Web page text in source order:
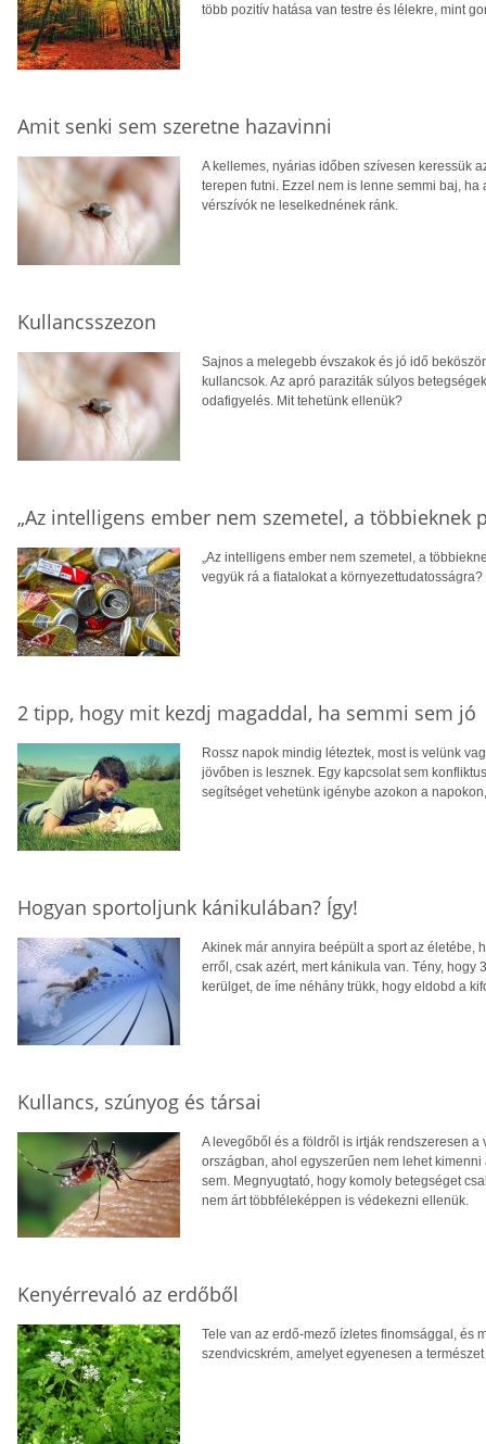
több pozitív hatása van testre és lélekre, mint
Amit senki sem szeretne hazavinni
A kellemes, nyárias időben szívesen keressük
terepen futni. Ezzel nem is lenne semmi baj,
vérszívók ne leselkednének ránk.
Kullancsszezon
Sajnos a melegebb évszakok és jó idő
kullancsok. Az apró paraziták súlyos
odafigyelés. Mit tehetünk ellenük?
„Az intelligens ember nem szemetel, a többieknek
„Az intelligens ember nem szemetel, a
vegyük rá a fiatalokat a
2 tipp, hogy mit kezdj magaddal, ha semmi sem jó
Rossz napok mindig léteztek, most is velünk
jövőben is lesznek. Egy kapcsolat sem
segítséget vehetünk igénybe azokon a
Hogyan sportoljunk kánikulában? Így!
Akinek már annyira beépült a sport az életébe,
erről, csak azért, mert kánikula van. Tény,
kerülget, de íme néhány trükk, hogy eldobd a
Kullancs, szúnyog és társai
A levegőből és a földről is irtják rendszeresen
országban, ahol egyszerűen nem lehet
sem. Megnyugtató, hogy komoly betegséget
nem árt többféleképpen is védekezni ellenük.
Kenyérrevaló az erdőből
Tele van az erdő-mező ízletes finomsággal, és
szendvicskrém, amelyet egyenesen a